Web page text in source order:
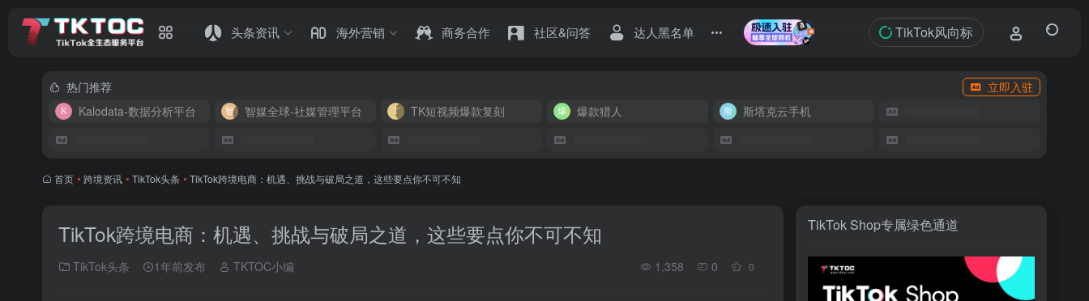
头条资讯 海外营销 商务合作 社区&问答 达人黑名单 TikTok风向标
热门推荐
立即入驻
Kalodata-数据分析平台
智媒全球-社媒管理平台 TK短视频爆款复刻 爆款猎人 斯塔克云手机
首页 • 跨境资讯 • TikTok头条 • TikTok跨境电商：机遇、挑战与破局之道，这些要点你不可不知
TikTok跨境电商：机遇、挑战与破局之道，这些要点你不可不知
TikTok头条 1年前发布 TKTOC小编 1,358 0 0
TikTok Shop专属绿色通道